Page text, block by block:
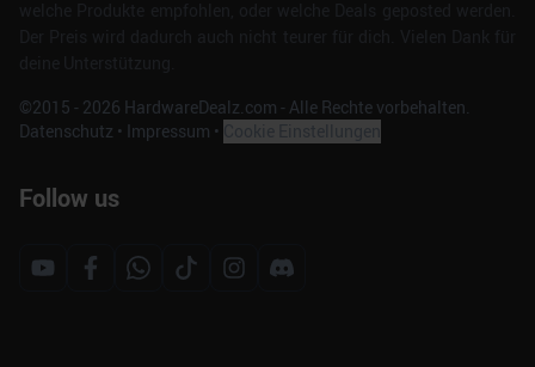
©2015 - 2026 HardwareDealz.com - Alle Rechte vorbehalten.
Datenschutz • Impressum •
Follow us